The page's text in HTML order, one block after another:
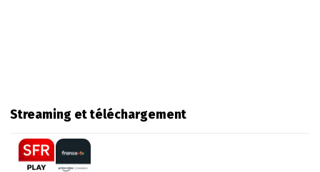
Streaming et téléchargement